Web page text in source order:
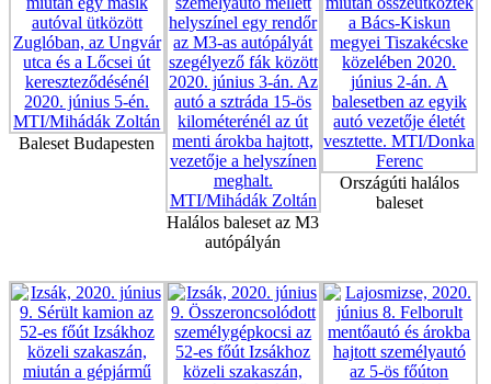
Baleset Budapesten
Halálos baleset az M3
autópályán
Országúti halálos
baleset